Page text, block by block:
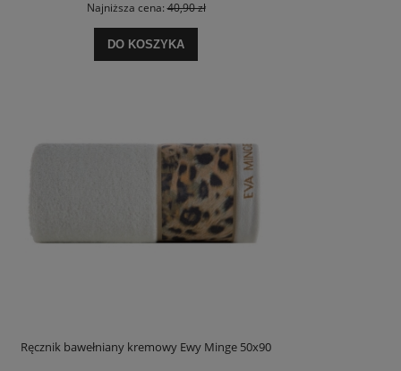
Najniższa cena:40,90 zł
DO KOSZYKA
Ręcznik bawełniany kremowy Ewy Minge 50x90